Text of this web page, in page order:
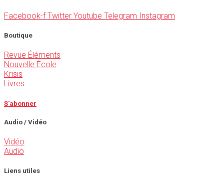
Facebook-f Twitter Youtube Telegram Instagram
Boutique
Revue Éléments
Nouvelle École
Krisis
Livres
S'abonner
Audio / Vidéo
Vidéo
Audio
Liens utiles